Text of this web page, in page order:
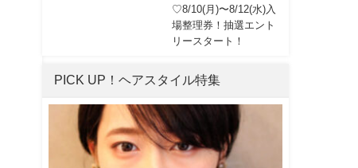
♡8/10(月)〜8/12(水)入
場整理券！抽選エント
リースタート！
PICK UP！ヘアスタイル特集